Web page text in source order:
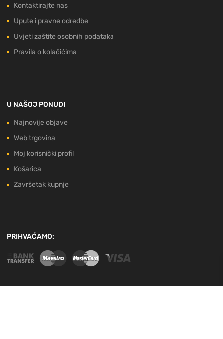
Kontaktirajte nas
Upute i pravne odredbe
Uvjeti zaštite osobnih podataka
Pravila o kolačićima
U NAŠOJ PONUDI
Najnovije objave
Web trgovina
Moj korisnički profil
Košarica
Završetak kupnje
PRIHVAĆAMO: